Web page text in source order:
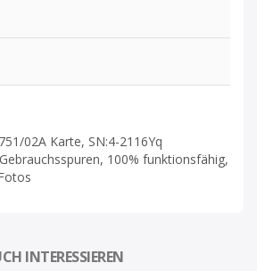
02A Karte, SN:4-2116Yq
100% funktionsfähig,
INTERESSIEREN